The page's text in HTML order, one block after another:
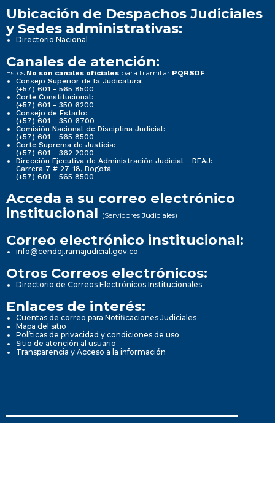
Ubicación de Despachos Judiciales
y Sedes administrativas:
Directorio Nacional
Canales de atención:
Estos No son canales oficiales para tramitar PQRSDF
Consejo Superior de la Judicatura:
(+57) 601 - 565 8500
Corte Constitucional:
(+57) 601 - 350 6200
Consejo de Estado:
(+57) 601 - 350 6700
Comisión Nacional de Disciplina Judicial:
(+57) 601 - 565 8500
Corte Suprema de Justicia:
(+57) 601 - 362 2000
Dirección Ejecutiva de Administración Judicial - DEAJ:
Carrera 7 # 27-18, Bogotá
(+57) 601 - 565 8500
Acceda a su correo electrónico
institucional (Servidores Judiciales)
Correo electrónico institucional:
info@cendoj.ramajudicial.gov.co
Otros Correos electrónicos:
Directorio de Correos Electrónicos Institucionales
Enlaces de interés:
Cuentas de correo para Notificaciones Judiciales
Mapa del sitio
Políticas de privacidad y condiciones de uso
Sitio de atención al usuario
Transparencia y Acceso a la información